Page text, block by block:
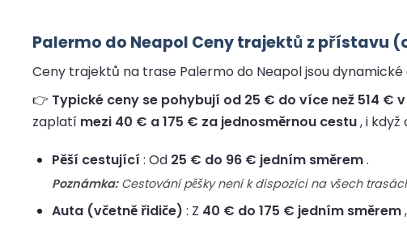
Palermo do Neapol Ceny trajektů z přístavu
Ceny trajektů na trase Palermo do Neapol jsou
👉 Typické ceny se pohybují od 25 € do více než 514
zaplatí mezi 40 € a 175 € za jednosměrnou cestu, i
Pěší cestující : Od 25 € do 96 € jedním směrem.
Poznámka:Cestování pěšky není k dispozici na všech
Auta (včetně řidiče) : Z 40 € do 175 € jedním směrem